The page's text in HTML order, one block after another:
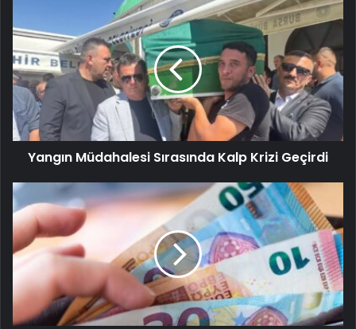
Yangın Müdahalesi Sırasında Kalp Krizi Geçirdi